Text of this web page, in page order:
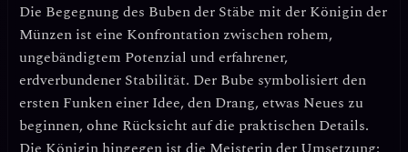
Die Begegnung des Buben der Stäbe mit der Königin der
Münzen ist eine Konfrontation zwischen rohem,
ungebändigtem Potenzial und erfahrener,
erdverbundener Stabilität. Der Bube symbolisiert den
ersten Funken einer Idee, den Drang, etwas Neues zu
beginnen, ohne Rücksicht auf die praktischen Details.